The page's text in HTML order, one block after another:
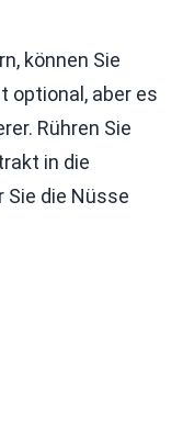
können Sie
optional, aber es
Rühren Sie
in die
Sie die Nüsse